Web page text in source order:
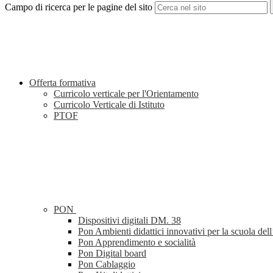
Campo di ricerca per le pagine del sito
Offerta formativa
Curricolo verticale per l'Orientamento
Curricolo Verticale di Istituto
PTOF
PON
Dispositivi digitali DM. 38
Pon Ambienti didattici innovativi per la scuola
Pon Apprendimento e socialità
Pon Digital board
Pon Cablaggio